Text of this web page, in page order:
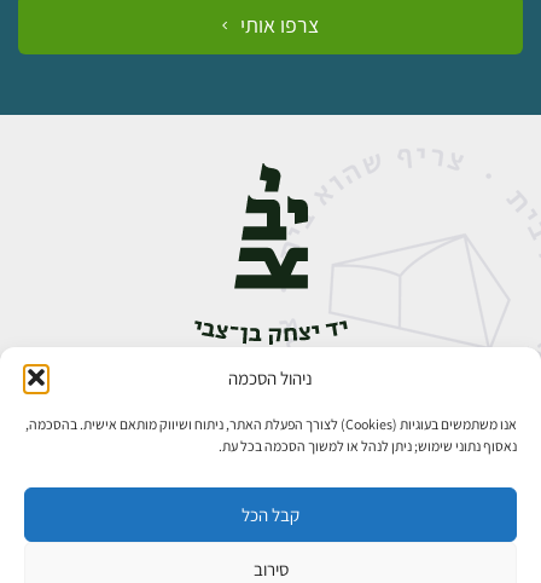
ניהול הסכמה
אנו משתמשים בעוגיות (Cookies) לצורך הפעלת האתר, ניתוח ושיווק מותאם אישית. בהסכמה,
נאסוף נתוני שימוש; ניתן לנהל או למשוך הסכמה בכל עת.
קבל הכל
סירוב
צרפו אותי
אבן גבירול 14, רחביה, ירושלים